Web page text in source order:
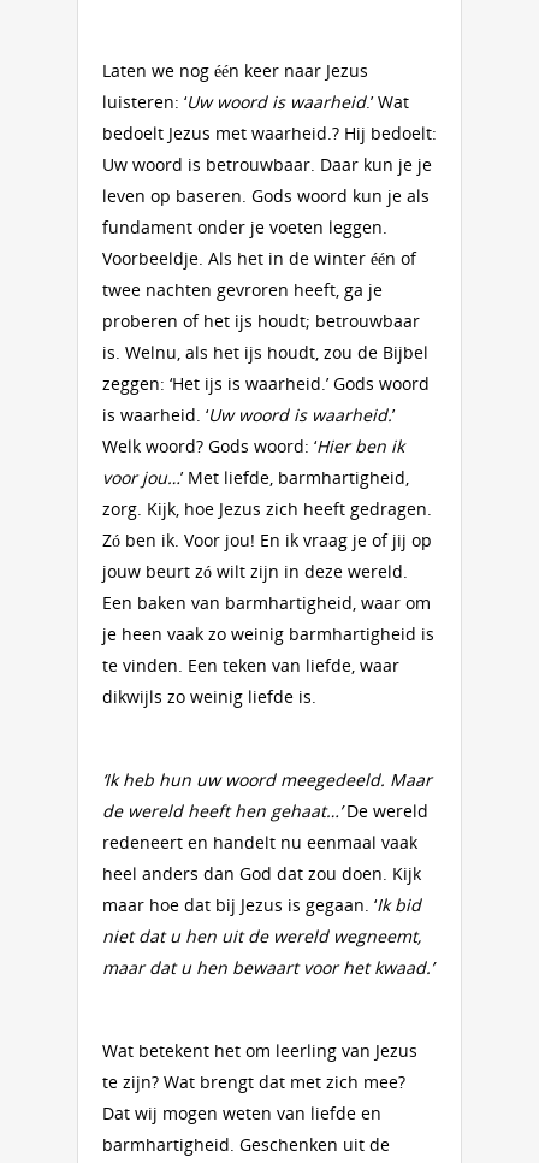
Laten we nog één keer naar Jezus
luisteren: ‘Uw woord is waarheid.’ Wat
bedoelt Jezus met waarheid.? Hij bedoelt:
Uw woord is betrouwbaar. Daar kun je je
leven op baseren. Gods woord kun je als
fundament onder je voeten leggen.
Voorbeeldje. Als het in de winter één of
twee nachten gevroren heeft, ga je
proberen of het ijs houdt; betrouwbaar
is. Welnu, als het ijs houdt, zou de Bijbel
zeggen: ‘Het ijs is waarheid.’ Gods woord
is waarheid. ‘Uw woord is waarheid.’
Welk woord? Gods woord: ‘Hier ben ik
voor jou…’ Met liefde, barmhartigheid,
zorg. Kijk, hoe Jezus zich heeft gedragen.
Zó ben ik. Voor jou! En ik vraag je of jij op
jouw beurt zó wilt zijn in deze wereld.
Een baken van barmhartigheid, waar om
je heen vaak zo weinig barmhartigheid is
te vinden. Een teken van liefde, waar
dikwijls zo weinig liefde is.
‘Ik heb hun uw woord meegedeeld. Maar
de wereld heeft hen gehaat…’De wereld
redeneert en handelt nu eenmaal vaak
heel anders dan God dat zou doen. Kijk
maar hoe dat bij Jezus is gegaan. ‘Ik bid
niet dat u hen uit de wereld wegneemt,
maar dat u hen bewaart voor het kwaad.’
Wat betekent het om leerling van Jezus
te zijn? Wat brengt dat met zich mee?
Dat wij mogen weten van liefde en
barmhartigheid. Geschenken uit de